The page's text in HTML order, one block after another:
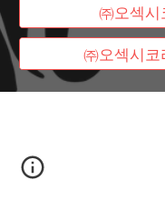
㈜오섹
㈜오섹시